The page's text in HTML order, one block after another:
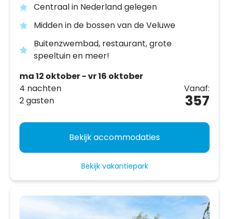
Centraal in Nederland gelegen
Midden in de bossen van de Veluwe
Buitenzwembad, restaurant, grote
speeltuin en meer!
ma 12 oktober - vr 16 oktober
4 nachten
2 gasten
Vanaf:
357
Bekijk accommodaties
Bekijk vakantiepark